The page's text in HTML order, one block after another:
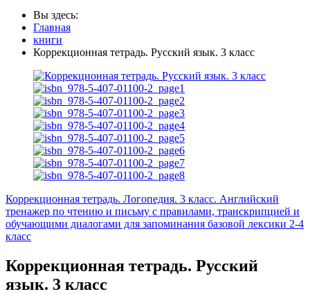
Вы здесь:
Главная
книги
Коррекционная тетрадь. Русский язык. 3 класс
Коррекционная тетрадь. Логопедия. 3 класс. Английский
тренажер по чтению и письму с правилами, транскрипцией и
обучающими диалогами для запоминания базовой лексики 2-4
класс
Коррекционная тетрадь. Русский
язык. 3 класс